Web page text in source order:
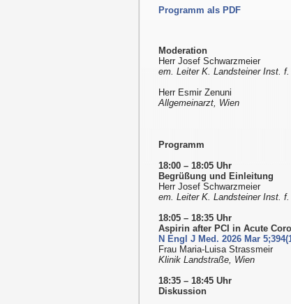
Programm als PDF
Moderation
Herr Josef Schwarzmeier
em. Leiter K. Landsteiner Inst.
Herr Esmir Zenuni
Allgemeinarzt, Wien
Programm
18:00 – 18:05 Uhr
Begrüßung und Einleitung
Herr Josef Schwarzmeier
em. Leiter K. Landsteiner Inst.
18:05 – 18:35 Uhr
Aspirin after PCI in Acute
N Engl J Med. 2026 Mar
Frau Maria-Luisa Strassmeir
Klinik Landstraße, Wien
18:35 – 18:45 Uhr
Diskussion